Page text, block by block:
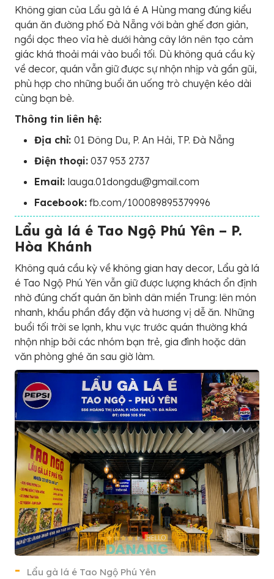
Không gian của Lẩu gà lá é A Hùng mang đúng kiểu
quán ăn đường phố Đà Nẵng với bàn ghế đơn giản,
ngồi dọc theo vỉa hè dưới hàng cây lớn nên tạo cảm
giác khá thoải mái vào buổi tối. Dù không quá cầu kỳ
về decor, quán vẫn giữ được sự nhộn nhịp và gần gũi,
phù hợp cho những buổi ăn uống trò chuyện kéo dài
cùng bạn bè.
Thông tin liên hệ:
Địa chỉ: 01 Đông Du, P. An Hải, TP. Đà Nẵng
Điện thoại: 037 953 2737
Email: lauga.01dongdu@gmail.com
Facebook: fb.com/100089895379996
Lẩu gà lá é Tao Ngộ Phú Yên – P.
Hòa Khánh
Không quá cầu kỳ về không gian hay decor, Lẩu gà lá
é Tao Ngộ Phú Yên vẫn giữ được lượng khách ổn định
nhờ đúng chất quán ăn bình dân miền Trung: lên món
nhanh, khẩu phần đầy đặn và hương vị dễ ăn. Những
buổi tối trời se lạnh, khu vực trước quán thường khá
nhộn nhịp bởi các nhóm bạn trẻ, gia đình hoặc dân
văn phòng ghé ăn sau giờ làm.
Lẩu gà lá é Tao Ngộ Phú Yên